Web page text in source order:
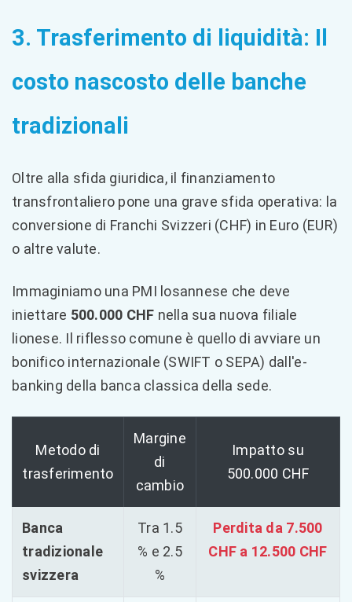
3. Trasferimento di liquidità: Il
costo nascosto delle banche
tradizionali
Oltre alla sfida giuridica, il finanziamento
transfrontaliero pone una grave sfida operativa: la
conversione di Franchi Svizzeri (CHF) in Euro (EUR)
o altre valute.
Immaginiamo una PMI losannese che deve
iniettare 500.000 CHF nella sua nuova filiale
lionese. Il riflesso comune è quello di avviare un
bonifico internazionale (SWIFT o SEPA) dall'e-
banking della banca classica della sede.
Metodo di
trasferimento
Margine
di
cambio
Impatto su
500.000 CHF
Banca
tradizionale
svizzera
Tra 1.5
% e 2.5
%
Perdita da 7.500
CHF a 12.500 CHF